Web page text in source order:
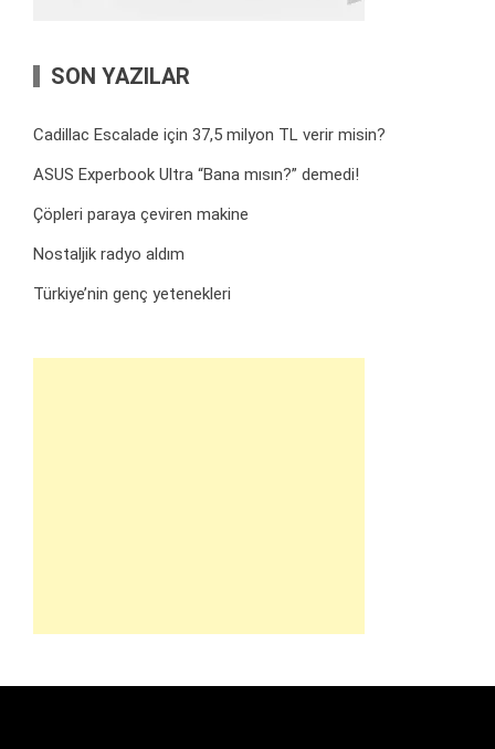
SON YAZILAR
Cadillac Escalade için 37,5 milyon TL verir misin?
ASUS Experbook Ultra “Bana mısın?” demedi!
Çöpleri paraya çeviren makine
Nostaljik radyo aldım
Türkiye’nin genç yetenekleri